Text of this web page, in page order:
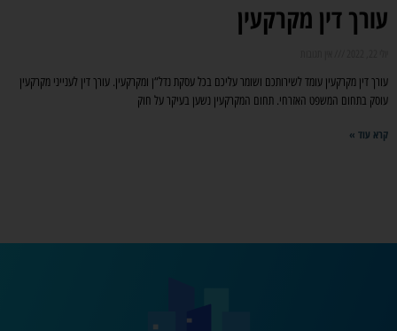
עורך דין מקרקעין
עורך דין מקרקעין עומד לשירותכם ושומר עליכם בכל עסקת נדל“ן ומקרקעין. עורך דין לענייני מקרקעין
עוסק בתחום המשפט האזרחי. תחום המקרקעין נשען בעיקר על חוק
קרא עוד »